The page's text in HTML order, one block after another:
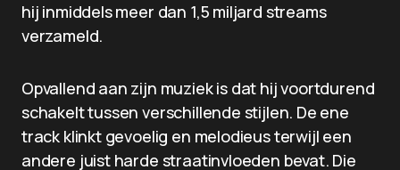
hij inmiddels meer dan 1,5 miljard streams
verzameld.
Opvallend aan zijn muziek is dat hij voortdurend
schakelt tussen verschillende stijlen. De ene
track klinkt gevoelig en melodieus terwijl een
andere juist harde straatinvloeden bevat. Die